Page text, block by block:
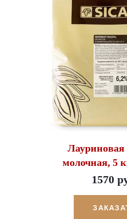
Лауриновая
молочная, 5
1570